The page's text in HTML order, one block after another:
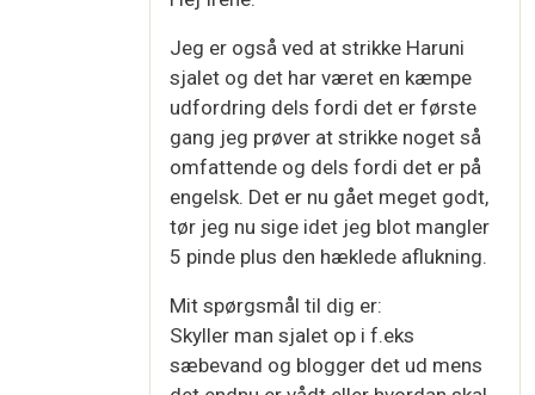
Jeg er også ved at strikke Haruni
sjalet og det har været en kæmpe
udfordring dels fordi det er første
gang jeg prøver at strikke noget så
omfattende og dels fordi det er på
engelsk. Det er nu gået meget godt,
tør jeg nu sige idet jeg blot mangler
5 pinde plus den hæklede aflukning.
Mit spørgsmål til dig er:
Skyller man sjalet op i f.eks
sæbevand og blogger det ud mens